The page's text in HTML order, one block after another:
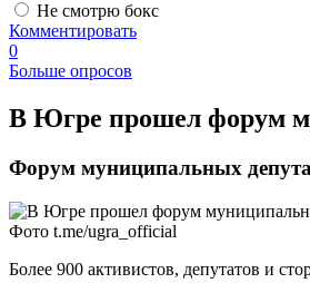
Не смотрю бокс
Комментировать
0
Больше опросов
​В Югре прошел форум
Форум муниципальных
Фото t.me/ugra_official
Более 900 активистов, депутатов и